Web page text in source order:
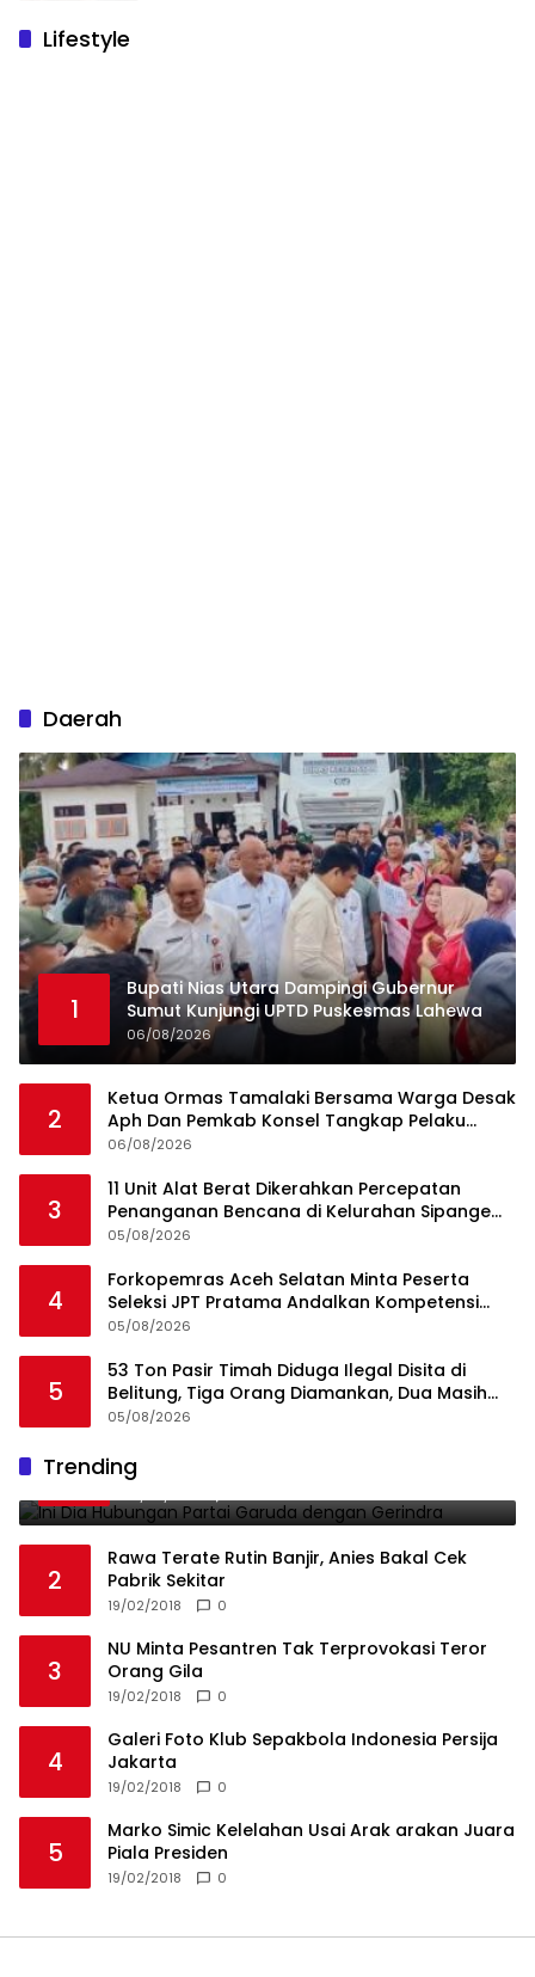
Lifestyle
Daerah
1
Bupati Nias Utara Dampingi Gubernur
Sumut Kunjungi UPTD Puskesmas Lahewa
06/08/2026
2
Ketua Ormas Tamalaki Bersama Warga Desak
Aph Dan Pemkab Konsel Tangkap Pelaku
Angkut Cangkang Sawit Overload, Truk PT KAP
06/08/2026
3
11 Unit Alat Berat Dikerahkan Percepatan
Penanganan Bencana di Kelurahan Sipange
Kecamatan Tukka
05/08/2026
4
Forkopemras Aceh Selatan Minta Peserta
Seleksi JPT Pratama Andalkan Kompetensi
dan Integritas, Bukan Kedekatan
05/08/2026
5
53 Ton Pasir Timah Diduga Ilegal Disita di
Belitung, Tiga Orang Diamankan, Dua Masih
Diburu
05/08/2026
Trending
1
Gerindra
2
Rawa Terate Rutin Banjir, Anies Bakal Cek
Pabrik Sekitar
19/02/2018 0
3
NU Minta Pesantren Tak Terprovokasi Teror
Orang Gila
19/02/2018 0
4
Galeri Foto Klub Sepakbola Indonesia Persija
Jakarta
19/02/2018 0
5
Marko Simic Kelelahan Usai Arak arakan Juara
Piala Presiden
19/02/2018 0